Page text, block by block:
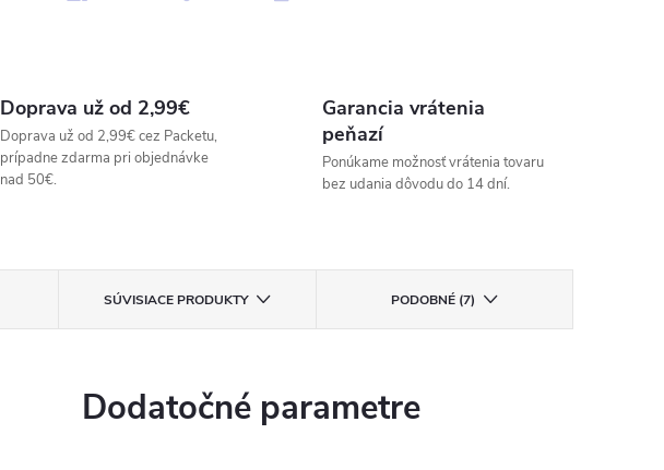
Doprava už od 2,99€
Doprava už od 2,99€ cez Packetu,
prípadne zdarma pri objednávke
nad 50€.
Garancia vrátenia
peňazí
Ponúkame možnosť vrátenia tovaru
bez udania dôvodu do 14 dní.
SÚVISIACE PRODUKTY PODOBNÉ (7)
Dodatočné parametre